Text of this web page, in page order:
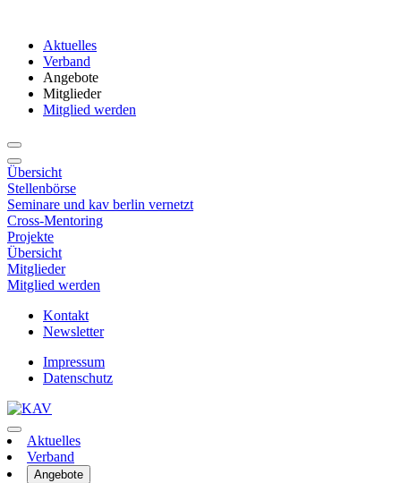
Aktuelles
Verband
Angebote
Mitglieder
Mitglied werden
Übersicht
Stellenbörse
Seminare und kav berlin vernetzt
Cross-Mentoring
Projekte
Übersicht
Mitglieder
Mitglied werden
Kontakt
Newsletter
Impressum
Datenschutz
Aktuelles
Verband
Angebote